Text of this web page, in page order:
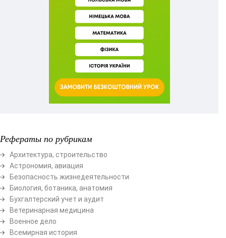
Рефераты по рубрикам
Архитектура, строительство
Астрономия, авиация
Безопасность жизнедеятельности
Биология, ботаника, анатомия
Бухгалтерский учет и аудит
Ветеринарная медицина
Военное дело
Всемирная история